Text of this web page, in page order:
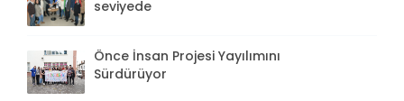
seviyede
Önce İnsan Projesi Yayılımını
Sürdürüyor